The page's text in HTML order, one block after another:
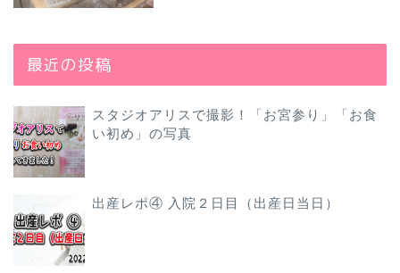
最近の投稿
スタジオアリスで撮影！「お宮参り」「お食
い初め」の写真
出産レポ④ 入院２日目（出産日当日）